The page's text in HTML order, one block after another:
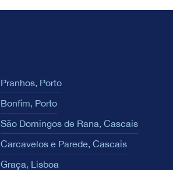
Pranhos, Porto
Bonfim, Porto
São Domingos de Rana, Cascais
Carcavelos e Parede, Cascais
Graça, Lisboa